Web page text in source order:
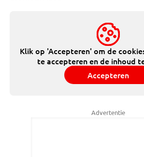
Klik op 'Accepteren' om de
te accepteren en de inhoud
Accepteren
Advertentie